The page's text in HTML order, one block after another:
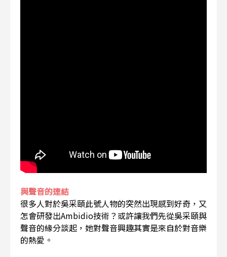
與聲音的連結
很多人對於吳采頤此號人物的突然出現感到好奇，又
怎會研發出Ambidio技術？或許讓我們先從吳采頤與
聲音的緣分談起，她對聲音興趣其實是來自於對音樂
的熱愛。